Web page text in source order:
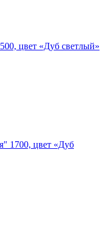
цвет «Дуб светлый»
1700, цвет «Дуб